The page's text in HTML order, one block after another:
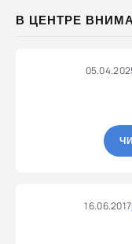
В ЦЕНТРЕ
16.06.2017